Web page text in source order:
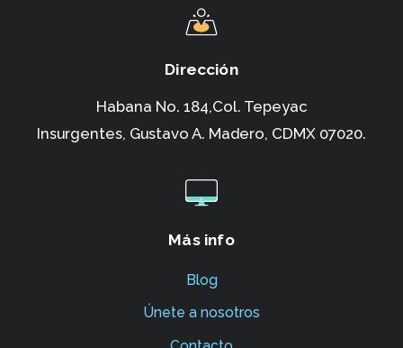
Dirección
Habana No. 184,Col. Tepeyac
Insurgentes, Gustavo A. Madero, CDMX 07020.
Más info
Blog
Únete a nosotros